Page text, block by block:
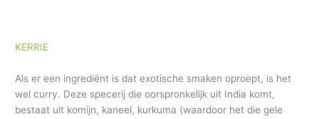
KERRIE
Als er een ingrediënt is dat exotische smaken oproept, is het
wel curry. Deze specerij die oorspronkelijk uit India komt,
bestaat uit komijn, kaneel, kurkuma (waardoor het die gele